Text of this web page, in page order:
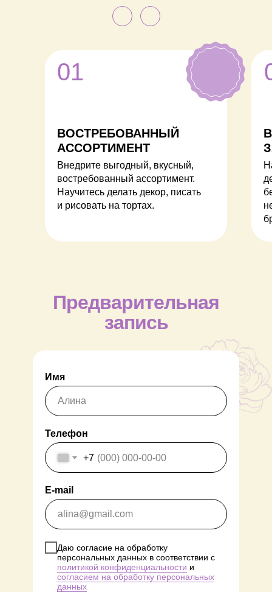
ВОСТРЕБОВАННЫЙ
АССОРТИМЕНТ
Внедрите выгодный, вкусный,
востребованный ассортимент.
Научитесь делать декор, писать
и рисовать на тортах.
01
Предварительная
запись
Имя
Телефон
+7
E-mail
Даю согласие на обработку
персональных данных в соответствии с
политикой конфиденциальности и
согласием на обработку персональных
данных